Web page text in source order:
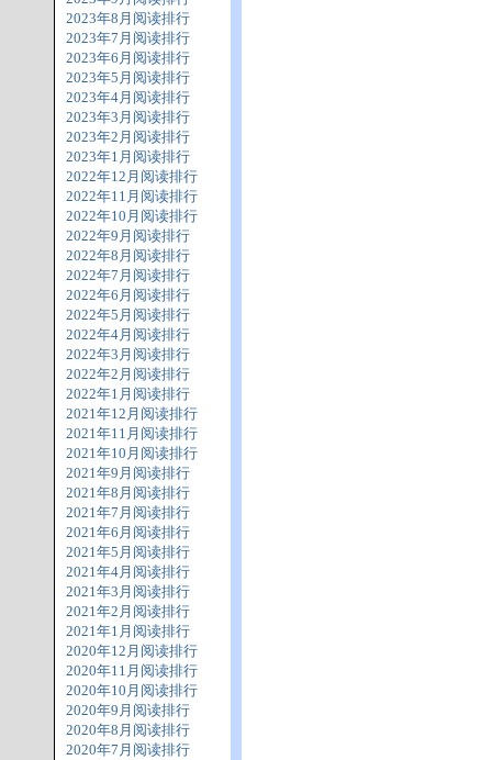
2023年8月阅读排行
2023年7月阅读排行
2023年6月阅读排行
2023年5月阅读排行
2023年4月阅读排行
2023年3月阅读排行
2023年2月阅读排行
2023年1月阅读排行
2022年12月阅读排行
2022年11月阅读排行
2022年10月阅读排行
2022年9月阅读排行
2022年8月阅读排行
2022年7月阅读排行
2022年6月阅读排行
2022年5月阅读排行
2022年4月阅读排行
2022年3月阅读排行
2022年2月阅读排行
2022年1月阅读排行
2021年12月阅读排行
2021年11月阅读排行
2021年10月阅读排行
2021年9月阅读排行
2021年8月阅读排行
2021年7月阅读排行
2021年6月阅读排行
2021年5月阅读排行
2021年4月阅读排行
2021年3月阅读排行
2021年2月阅读排行
2021年1月阅读排行
2020年12月阅读排行
2020年11月阅读排行
2020年10月阅读排行
2020年9月阅读排行
2020年8月阅读排行
2020年7月阅读排行